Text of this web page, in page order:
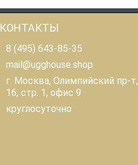
КОНТАКТЫ
8 (495) 643-85-35
mail@ugghouse.shop
г. Москва, Олимпийский пр-т,
16, стр. 1, офис 9
круглосуточно